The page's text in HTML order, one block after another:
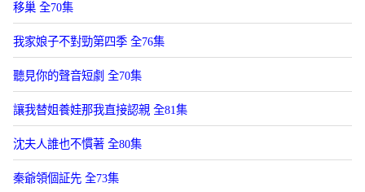
移巢 全70集
我家娘子不對勁第四季 全76集
聽見你的聲音短劇 全70集
讓我替姐養娃那我直接認親 全81集
沈夫人誰也不慣著 全80集
秦爺領個証先 全73集